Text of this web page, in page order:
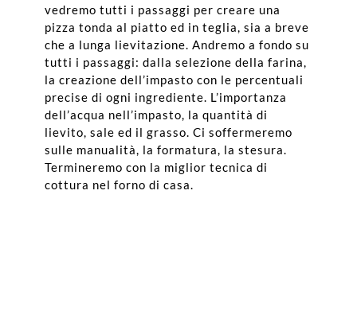
vedremo tutti i passaggi per creare una
pizza tonda al piatto ed in teglia, sia a breve
che a lunga lievitazione. Andremo a fondo su
tutti i passaggi: dalla selezione della farina,
la creazione dell’impasto con le percentuali
precise di ogni ingrediente. L’importanza
dell’acqua nell’impasto, la quantità di
lievito, sale ed il grasso. Ci soffermeremo
sulle manualità, la formatura, la stesura.
Termineremo con la miglior tecnica di
cottura nel forno di casa.